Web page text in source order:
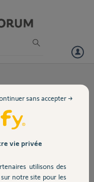
DIN Somfy x
appartement et comme de
je rencontre des
vie privée
utilisons des
notre site pour les
sans accepter →